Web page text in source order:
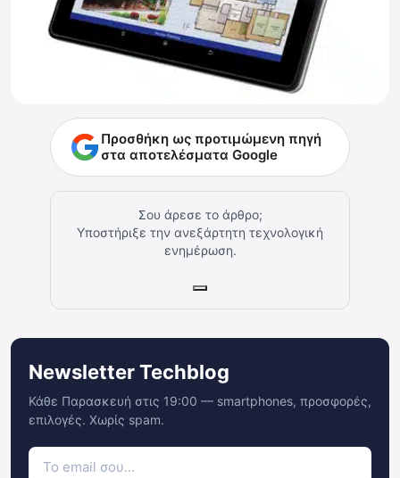
Προσθήκη ως προτιμώμενη πηγή
στα αποτελέσματα Google
Σου άρεσε το άρθρο;
Υποστήριξε την ανεξάρτητη τεχνολογική
ενημέρωση.
Newsletter Techblog
Κάθε Παρασκευή στις 19:00 — smartphones, προσφορές,
επιλογές. Χωρίς spam.